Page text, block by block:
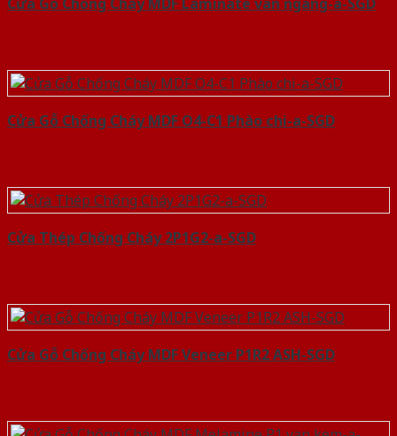
Cửa Gỗ Chống Cháy MDF O4-C1 Phào chi-a-SGD
Cửa Thép Chống Cháy 2P1G2-a-SGD
Cửa Gỗ Chống Cháy MDF Veneer P1R2 ASH-SGD